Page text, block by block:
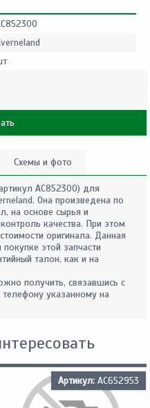
Схемы и фото
AC852300) для
Она произведена по
на основе сырья и
качества. При этом
оригинала. Данная
этой запчасти
талон, как и на
получить, связавшись с
указанному на
Артикул: AC652953